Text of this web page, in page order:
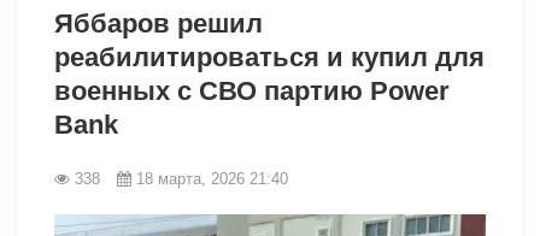
Яббаров решил
реабилитироваться и купил для
военных с СВО партию Power
Bank
338 18 марта, 2026 21:40